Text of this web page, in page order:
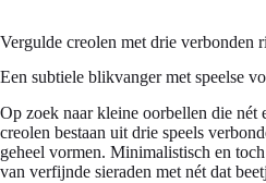
Vergulde creolen met drie verbonden
Een subtiele blikvanger met speelse
Op zoek naar kleine oorbellen die nét
creolen bestaan uit drie speels
geheel vormen. Minimalistisch en
van verfijnde sieraden met nét dat